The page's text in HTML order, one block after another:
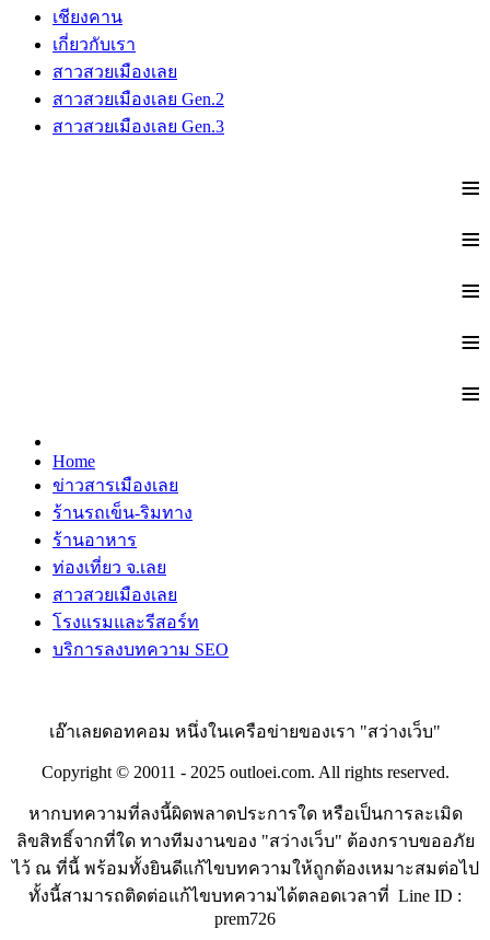
เชียงคาน
เกี่ยวกับเรา
สาวสวยเมืองเลย
สาวสวยเมืองเลย Gen.2
สาวสวยเมืองเลย Gen.3
≡
≡
≡
≡
≡
Home
ข่าวสารเมืองเลย
ร้านรถเข็น-ริมทาง
ร้านอาหาร
ท่องเที่ยว จ.เลย
สาวสวยเมืองเลย
โรงแรมและรีสอร์ท
บริการลงบทความ SEO
เอ๊าเลยดอทคอม หนึ่งในเครือข่ายของเรา "สว่างเว็บ"
Copyright © 20011 - 2025 outloei.com. All rights reserved.
หากบทความที่ลงนี้ผิดพลาดประการใด หรือเป็นการละเมิด
ลิขสิทธิ์จากที่ใด ทางทีมงานของ "สว่างเว็บ" ต้องกราบขออภัย
ไว้ ณ ที่นี้ พร้อมทั้งยินดีแก้ไขบทความให้ถูกต้องเหมาะสมต่อไป
ทั้งนี้สามารถติดต่อแก้ไขบทความได้ตลอดเวลาที่ Line ID :
prem726